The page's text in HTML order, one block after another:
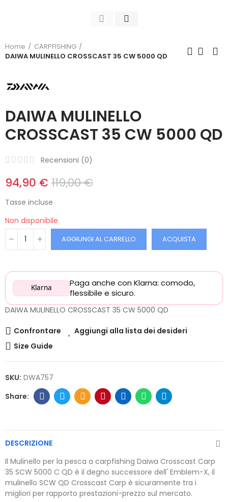
Home
CARPFISHING
DAIWA MULINELLO CROSSCAST 35 CW 5000 QD
DAIWA MULINELLO
CROSSCAST 35 CW 5000 QD
Recensioni (0)
94,90 € 119,00 €
Tasse incluse
Non disponibile
AGGIUNGI AL CARRELLO ACQUISTA
Klarna
Paga anche con Klarna: comodo,
flessibile e sicuro.
DAIWA MULINELLO CROSSCAST 35 CW 5000 QD
Confrontare
Aggiungi alla lista dei desideri
Size Guide
SKU: DWA757
DESCRIZIONE
Il Mulinello per la pesca a carpfishing Daiwa Crosscast Carp
35 SCW 5000 C QD è il degno successore dell' Emblem-X, il
mulinello SCW QD Crosscast Carp è sicuramente tra i
migliori per rapporto prestazioni-prezzo sul mercato.